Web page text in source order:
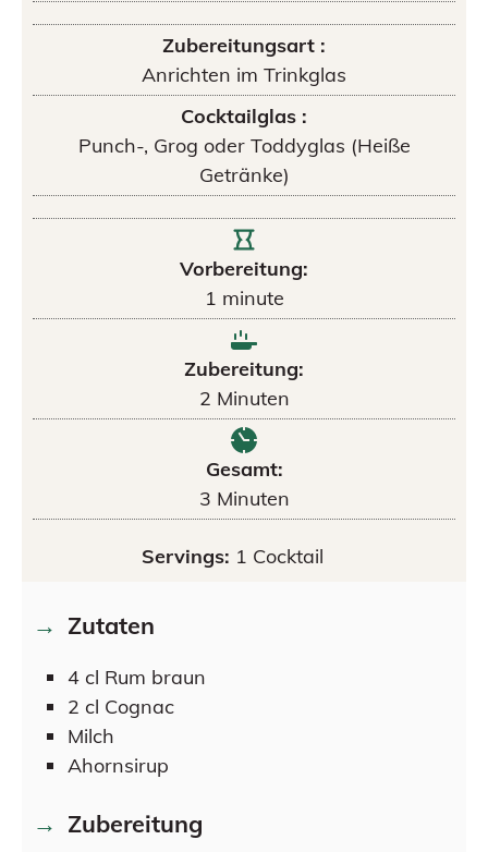
Zubereitungsart :
Anrichten im Trinkglas
Cocktailglas :
Punch-, Grog oder Toddyglas (Heiße
Getränke)
Vorbereitung:
1 minute
Zubereitung:
2 Minuten
Gesamt:
3 Minuten
Servings: 1 Cocktail
Zutaten
4 cl Rum braun
2 cl Cognac
Milch
Ahornsirup
Zubereitung